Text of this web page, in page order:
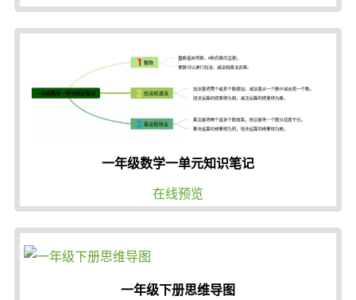
一年级数学一单元知识笔记
在线预览
一年级下册思维导图